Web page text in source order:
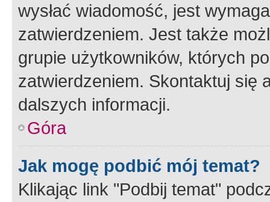
wysłać wiadomość, jest
zatwierdzeniem. Jest także
grupie użytkowników, których
zatwierdzeniem. Skontaktuj się
dalszych informacji.
Góra
Jak mogę podbić mój temat?
Klikając link "Podbij temat"